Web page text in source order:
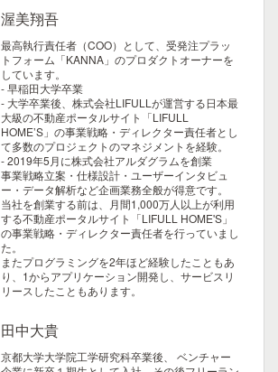
渥美翔吾
最高執行責任者（COO）として、受発注プラッ
トフォーム「KANNA」のプロダクトオーナーを
しています。
- 早稲田大学卒業
- 大学卒業後、株式会社LIFULLが運営する日本最
大級の不動産ポータルサイト「LIFULL
HOME’S」の事業戦略・ディレクター責任者とし
て多数のプロジェクトのマネジメントを経験。
- 2019年5月に株式会社アルダグラムを創業
事業戦略立案・仕様設計・ユーザーインタビュ
ー・データ解析など企画業務全般が得意です。
当社を創業する前は、月間1,000万人以上が利用
する不動産ポータルサイト「LIFULL HOME'S」
の事業戦略・ディレクター責任者を行っていまし
た。
またプログラミングを2年ほど経験したこともあ
り、1からアプリケーション開発し、サービスリ
リースしたこともあります。
田中大貴
京都大学大学院工学研究科卒業後、 ベンチャー